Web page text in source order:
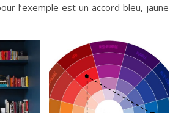
l’exemple est un accord bleu, jaune